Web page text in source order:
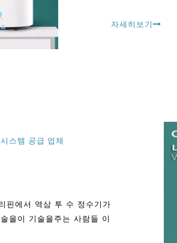
자세히보기
스템 공급 업체
핀에서 역삼 투 수 정수기가
을이 기술을주는 사람들 이